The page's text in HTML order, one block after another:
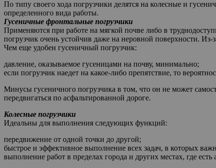
По типу своего хода погрузчики делятся на колесные и
определенного вида работы.
Гусеничные фронтальные погрузчики
Применяются при работе на мягкой почве либо в
погрузчик очень устойчив даже на неровной поверхности.
Чем еще удобен гусеничный погрузчик:
давление, оказываемое гусеницами на почву, минимально;
если погрузчик наедет на какое-либо препятствие, то
Минусы гусеничного погрузчика в том, что он не может
передвигаться по асфальтированной дороге.
Колесные погрузчики
Идеальны для выполнения следующих функций:
передвижение от одной точки до другой;
быстрое и эффективное выполнение всех задач, в которых
выполнение работ в пределах города и других местах, где есть